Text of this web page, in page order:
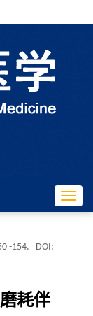
-154.
DOI:
耗伴